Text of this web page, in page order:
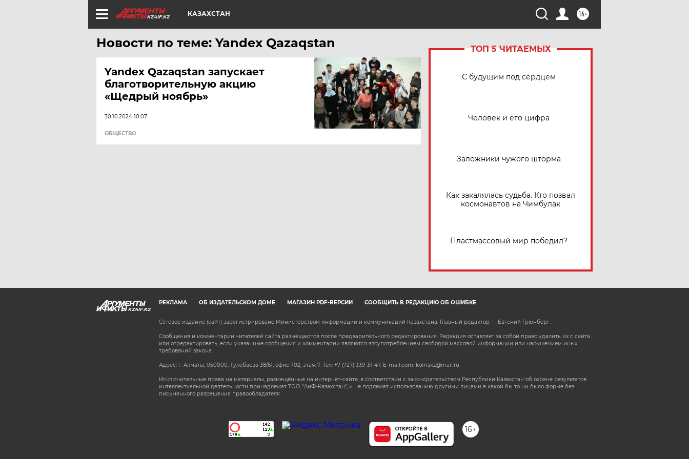
KZAIF.KZ 16+
КАЗАХСТАН
Новости по теме: Yandex Qazaqstan
Yandex Qazaqstan запускает
благотворительную акцию
«Щедрый ноябрь»
30.10.2024 10:07
ОБЩЕСТВО
ТОП 5 ЧИТАЕМЫХ
С будущим под сердцем
Человек и его цифра
Заложники чужого шторма
Как закалялась судьба. Кто позвал
космонавтов на Чимбулак
Пластмассовый мир победил?
KZAIF.KZ
РЕКЛАМА ОБ ИЗДАТЕЛЬСКОМ ДОМЕ МАГАЗИН PDF-ВЕРСИЙ СООБЩИТЬ В РЕДАКЦИЮ ОБ ОШИБКЕ
Сетевое издание (сайт) зарегистрировано Министерством информации и коммуникаций Казахстана. Главный редактор — Евгений Грюнберг.
Сообщения и комментарии читателей сайта размещаются после предварительного редактирования. Редакция оставляет за собой право удалить их с сайта
или отредактировать, если указанные сообщения и комментарии являются злоупотреблением свободой массовой информации или нарушением иных
требований закона.
Адрес: г. Алматы, 050000, Тулебаева 38/61, офис 702, этаж 7. Тел: +7 (727) 339-31-47. E-mail.com: komskz@mail.ru
Исключительные права на материалы, размещённые на интернет-сайте, в соответствии с законодательством Республики Казахстан об охране результатов
интеллектуальной деятельности принадлежат ТОО "АиФ-Казахстан", и не подлежат использованию другими лицами в какой бы то ни было форме без
письменного разрешения правообладателя.
16+